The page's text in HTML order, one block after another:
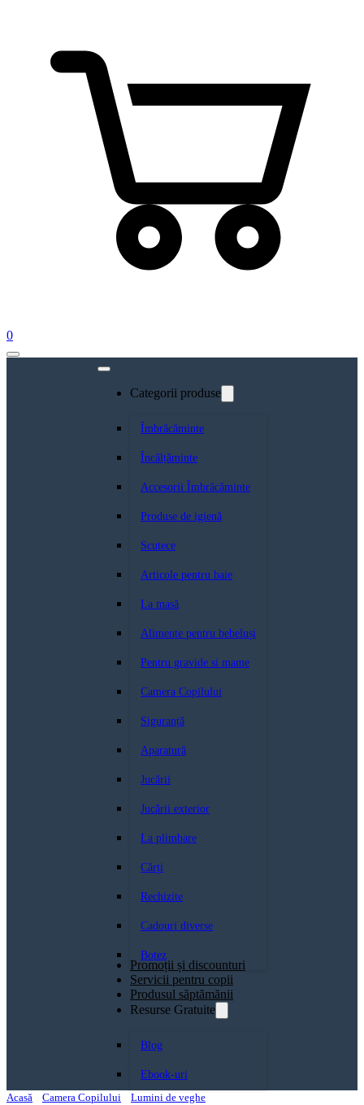
0
Categorii produse
Îmbrăcăminte
Încălțăminte
Accesorii Îmbrăcăminte
Produse de igienă
Scutece
Articole pentru baie
La masă
Alimente pentru bebeluși
Pentru gravide si mame
Camera Copilului
Siguranță
Aparatură
Jucării
Jucării exterior
La plimbare
Cărți
Rechizite
Cadouri diverse
Botez
Promoții și discounturi
Servicii pentru copii
Produsul săptămănii
Resurse Gratuite
Blog
Ebook-uri
Acasă
Camera Copilului
Lumini de veghe